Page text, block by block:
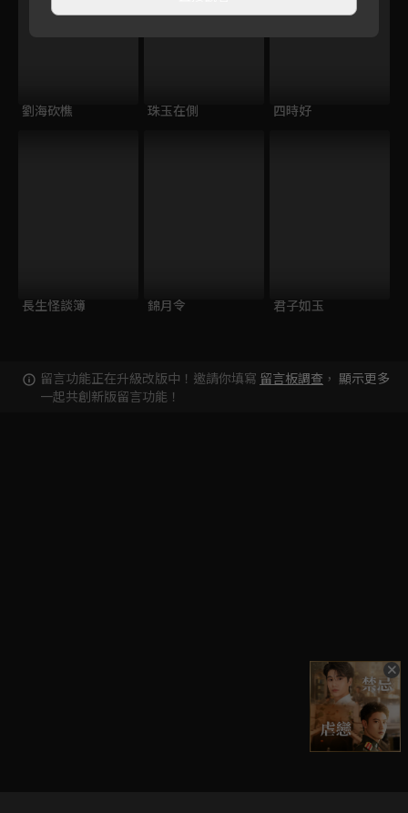
劉海砍樵 珠玉在側 四時好
長生怪談簿 錦月令 君子如玉
留言功能正在升級改版中！邀請你填寫 留言板調查 ，
一起共創新版留言功能！
顯示更多